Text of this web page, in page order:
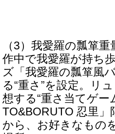
（3）我愛羅の瓢箪
作中で我愛羅が持ち
ズ「我愛羅の瓢箪風
る“重さ”を設定。リ
想する“重さ当てゲー
TO&BORUTO 忍里
から、お好きなもの